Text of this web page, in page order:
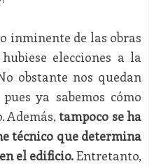
inminente de las obras
elecciones a la
obstante nos quedan
ya sabemos cómo
Además, tampoco se ha
técnico que determina
el edificio.Entretanto,